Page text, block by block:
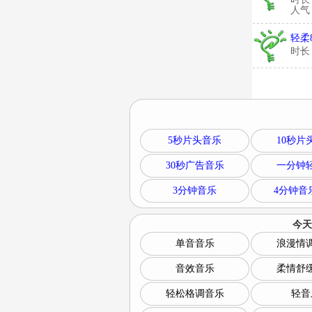
人气
轻柔
时长
5秒片头音乐 10秒片
30秒广告音乐 一分钟
3分钟音乐 4分钟音
今
单音音乐
浪漫情
音效音乐 柔情舒
轻松格调音乐 轻